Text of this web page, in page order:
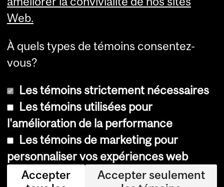
© Université McGill, 2026
Accessibilité
Avis sur les témoins
Web.
À quels types de témoins consentez-
vous?
Les témoins strictement nécessaires
Les témoins utilisées pour
l'amélioration de la performance
Les témoins de marketing pour
personnaliser vos expériences web
Accepter
Accepter seulement